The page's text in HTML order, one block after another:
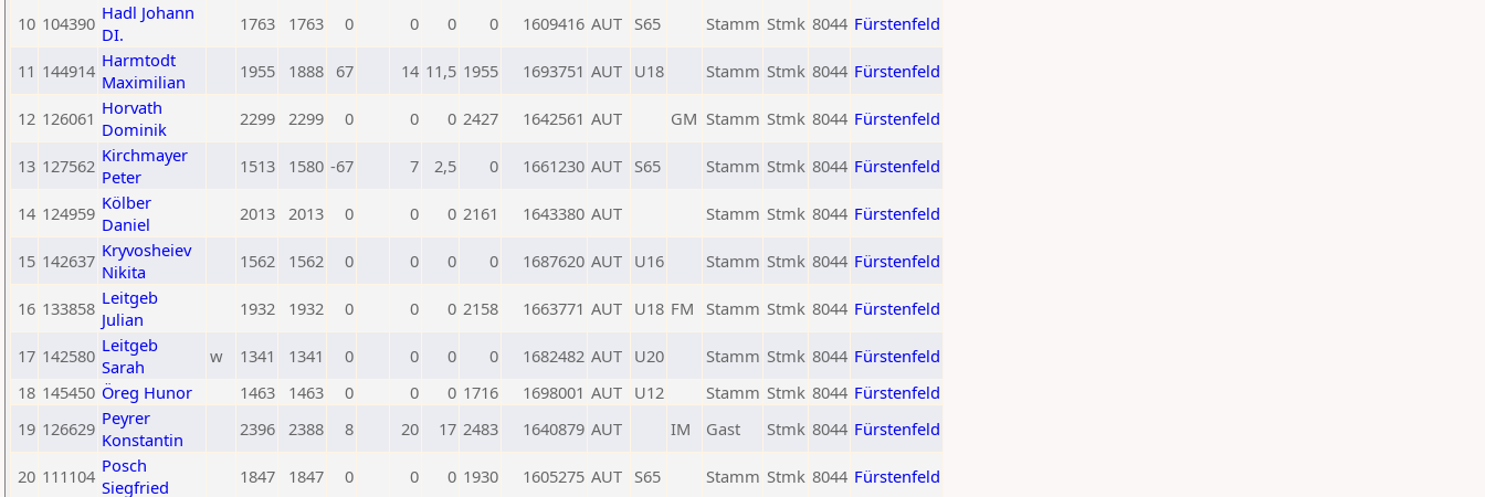
10 104390 Hadl Johann
DI.
1763 1763 0 0 0 0 1609416 AUT S65 Stamm Stmk 8044 Fürstenfeld
11 144914 Harmtodt
Maximilian
1955 1888 67 14 11,5 1955 1693751 AUT U18 Stamm Stmk 8044 Fürstenfeld
12 126061 Horvath
Dominik
2299 2299 0 0 0 2427 1642561 AUT GM Stamm Stmk 8044 Fürstenfeld
13 127562 Kirchmayer
Peter
1513 1580 -67 7 2,5 0 1661230 AUT S65 Stamm Stmk 8044 Fürstenfeld
14 124959 Kölber
Daniel
2013 2013 0 0 0 2161 1643380 AUT Stamm Stmk 8044 Fürstenfeld
15 142637 Kryvosheiev
Nikita
1562 1562 0 0 0 0 1687620 AUT U16 Stamm Stmk 8044 Fürstenfeld
16 133858 Leitgeb
Julian
1932 1932 0 0 0 2158 1663771 AUT U18 FM Stamm Stmk 8044 Fürstenfeld
17 142580 Leitgeb
Sarah
w 1341 1341 0 0 0 0 1682482 AUT U20 Stamm Stmk 8044 Fürstenfeld
18 145450 Öreg Hunor 1463 1463 0 0 0 1716 1698001 AUT U12 Stamm Stmk 8044 Fürstenfeld
19 126629 Peyrer
Konstantin
2396 2388 8 20 17 2483 1640879 AUT IM Gast Stmk 8044 Fürstenfeld
20 111104 Posch
Siegfried
1847 1847 0 0 0 1930 1605275 AUT S65 Stamm Stmk 8044 Fürstenfeld